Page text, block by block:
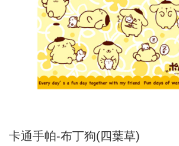
卡通手帕-布丁狗(四葉草)